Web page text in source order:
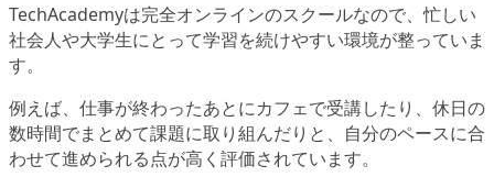
TechAcademyは完全オンラインのスクールなので、忙しい
社会人や大学生にとって学習を続けやすい環境が整っていま
す。
例えば、仕事が終わったあとにカフェで受講したり、休日の
数時間でまとめて課題に取り組んだりと、自分のペースに合
わせて進められる点が高く評価されています。